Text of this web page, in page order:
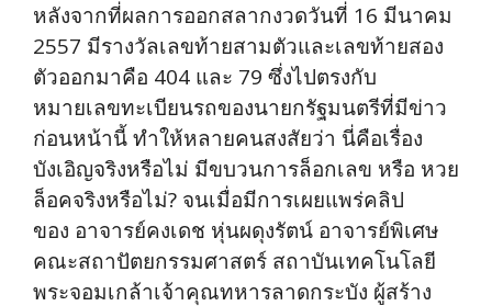
หลังจากที่ผลการออกสลากงวดวันที่ 16 มีนาคม
2557 มีรางวัลเลขท้ายสามตัวและเลขท้ายสอง
ตัวออกมาคือ 404 และ 79 ซึ่งไปตรงกับ
หมายเลขทะเบียนรถของนายกรัฐมนตรีที่มีข่าว
ก่อนหน้านี้ ทำให้หลายคนสงสัยว่า นี่คือเรื่อง
บังเอิญจริงหรือไม่ มีขบวนการล็อกเลข หรือ หวย
ล็อคจริงหรือไม่? จนเมื่อมีการเผยแพร่คลิป
ของ อาจารย์คงเดช หุ่นผดุงรัตน์ อาจารย์พิเศษ
คณะสถาปัตยกรรมศาสตร์ สถาบันเทคโนโลยี
พระจอมเกล้าเจ้าคุณทหารลาดกระบัง ผู้สร้าง